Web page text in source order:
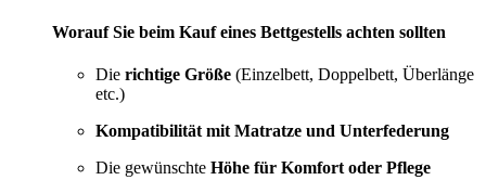
Worauf Sie beim Kauf eines Bettgestells achten sollten
Die richtige Größe (Einzelbett, Doppelbett, Überlänge
etc.)
Kompatibilität mit Matratze und Unterfederung
Die gewünschte Höhe für Komfort oder Pflege